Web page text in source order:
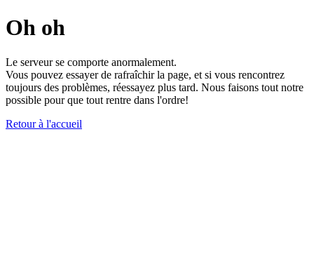
Oh oh
Le serveur se comporte anormalement.
Vous pouvez essayer de rafraîchir la page, et si vous rencontrez
toujours des problèmes, réessayez plus tard. Nous faisons tout notre
possible pour que tout rentre dans l'ordre!
Retour à l'accueil